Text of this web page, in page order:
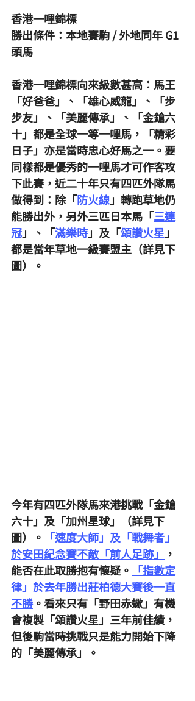
香港一哩錦標
勝出條件：本地賽駒 / 外地同年 G1
頭馬
香港一哩錦標向來級數甚高：馬王
「好爸爸」、「雄心威龍」、「步
步友」、「美麗傳承」、「金鎗六
十」都是全球一等一哩馬，「精彩
日子」亦是當時忠心好馬之一。要
同樣都是優秀的一哩馬才可作客攻
下此賽，近二十年只有四匹外隊馬
做得到：除「防火線」轉跑草地仍
能勝出外，另外三匹日本馬「三連
冠」、「滿樂時」及「頌讚火星 」
都是當年草地一級賽盟主（詳見下
圖）。
今年有四匹外隊馬來港挑戰「金鎗
六十」及「加州星球」（詳見下
圖）。
「速度大師」及「戰舞者」
於安田紀念賽不敵「前人足跡」
，
能否在此取勝抱有懷疑。
「指數定
律」於去年勝出莊柏德大賽後一直
不勝。看來只有「野田赤蠍」有機
會複製「頌讚火星」三年前佳績，
但後駒當時挑戰只是能力開始下降
的「美麗傳承」。